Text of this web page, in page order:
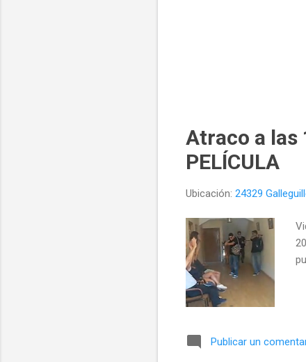
Atraco a las
PELÍCULA
Ubicación: 24329
Publicar un